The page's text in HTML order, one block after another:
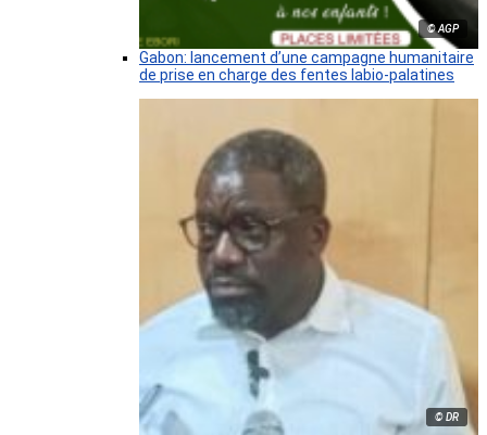
© AGP
Gabon: lancement d’une campagne humanitaire
de prise en charge des fentes labio-palatines
© DR